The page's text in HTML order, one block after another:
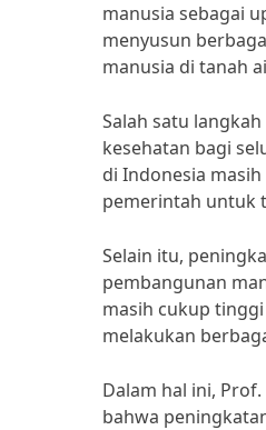
manusia sebagai
menyusun
manusia di tanah
Salah satu
kesehatan bagi
di Indonesia
pemerintah untuk
Selain itu,
pembangunan
masih cukup
melakukan
Dalam hal ini,
bahwa